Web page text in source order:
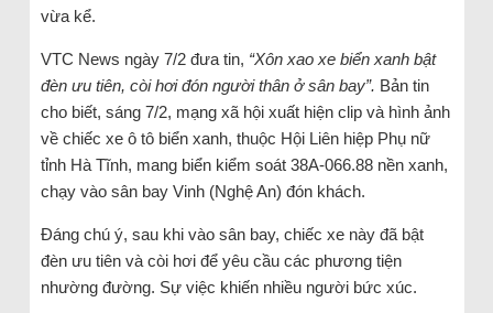
vừa kể.
VTC News ngày 7/2 đưa tin, “Xôn xao xe biển xanh bật
đèn ưu tiên, còi hơi đón người thân ở sân bay”. Bản tin
cho biết, sáng 7/2, mạng xã hội xuất hiện clip và hình ảnh
về chiếc xe ô tô biển xanh, thuộc Hội Liên hiệp Phụ nữ
tỉnh Hà Tĩnh, mang biển kiểm soát 38A-066.88 nền xanh,
chạy vào sân bay Vinh (Nghệ An) đón khách.
Đáng chú ý, sau khi vào sân bay, chiếc xe này đã bật
đèn ưu tiên và còi hơi để yêu cầu các phương tiện
nhường đường. Sự việc khiến nhiều người bức xúc.